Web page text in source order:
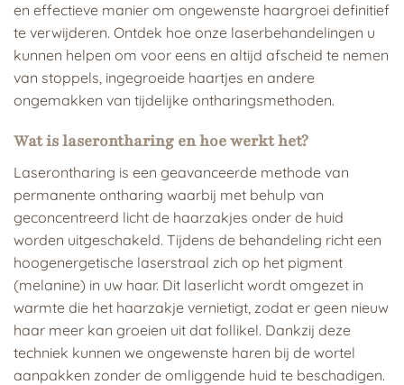
en effectieve manier om ongewenste haargroei definitief
te verwijderen. Ontdek hoe onze laserbehandelingen u
kunnen helpen om voor eens en altijd afscheid te nemen
van stoppels, ingegroeide haartjes en andere
ongemakken van tijdelijke ontharingsmethoden.
Wat is laserontharing en hoe werkt het?
Laserontharing is een geavanceerde methode van
permanente ontharing waarbij met behulp van
geconcentreerd licht de haarzakjes onder de huid
worden uitgeschakeld. Tijdens de behandeling richt een
hoogenergetische laserstraal zich op het pigment
(melanine) in uw haar. Dit laserlicht wordt omgezet in
warmte die het haarzakje vernietigt, zodat er geen nieuw
haar meer kan groeien uit dat follikel. Dankzij deze
techniek kunnen we ongewenste haren bij de wortel
aanpakken zonder de omliggende huid te beschadigen.